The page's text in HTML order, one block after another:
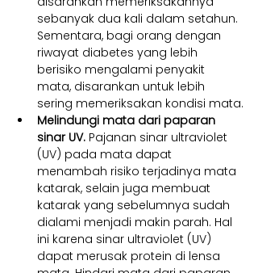
sebanyak dua kali dalam setahun.
Sementara, bagi orang dengan
riwayat diabetes yang lebih
berisiko mengalami penyakit
mata, disarankan untuk lebih
sering memeriksakan kondisi mata.
Melindungi mata dari paparan
sinar UV. Pajanan sinar ultraviolet
(UV) pada mata dapat
menambah risiko terjadinya mata
katarak, selain juga membuat
katarak yang sebelumnya sudah
dialami menjadi makin parah. Hal
ini karena sinar ultraviolet (UV)
dapat merusak protein di lensa